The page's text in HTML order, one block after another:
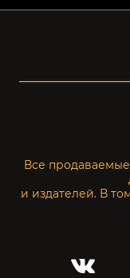
Все
и издателей. В